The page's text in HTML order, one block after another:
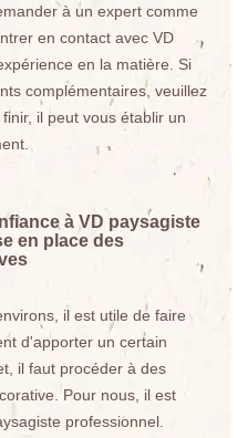
à un expert comme
en contact avec VD
en la matière. Si
complémentaires, veuillez
il peut vous établir un
à VD paysagiste
en place des
il est utile de faire
d'apporter un certain
il faut procéder à des
Pour nous, il est
professionnel.